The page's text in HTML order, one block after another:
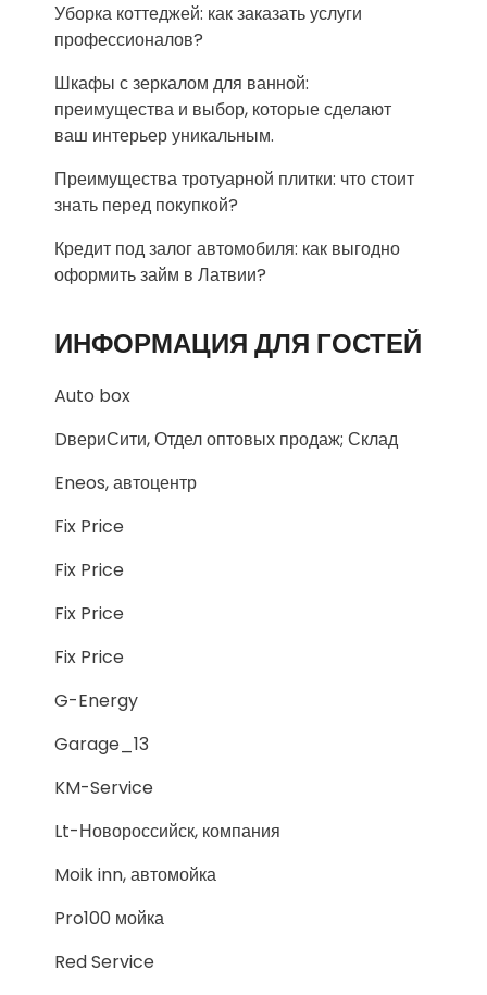
Уборка коттеджей: как заказать услуги
профессионалов?
Шкафы с зеркалом для ванной:
преимущества и выбор, которые сделают
ваш интерьер уникальным.
Преимущества тротуарной плитки: что стоит
знать перед покупкой?
Кредит под залог автомобиля: как выгодно
оформить займ в Латвии?
ИНФОРМАЦИЯ ДЛЯ ГОСТЕЙ
Auto box
DвериСити, Отдел оптовых продаж; Склад
Eneos, автоцентр
Fix Price
Fix Price
Fix Price
Fix Price
G-Energy
Garage_13
KM-Service
Lt-Новороссийск, компания
Moik inn, автомойка
Pro100 мойка
Red Service